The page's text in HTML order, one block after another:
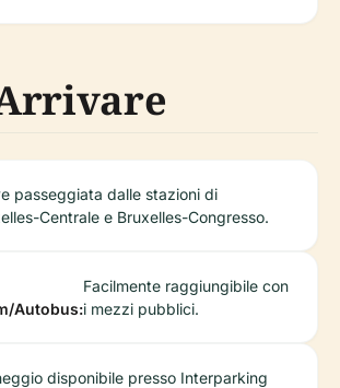
passeggiata dalle stazioni di
Centrale e Bruxelles-Congresso.
Autobus:
Facilmente raggiungibile con
i mezzi pubblici.
disponibile presso Interparking